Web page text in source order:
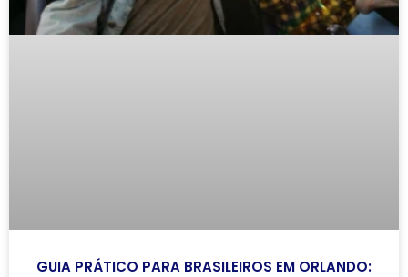
GUIA PRÁTICO PARA BRASILEIROS EM ORLANDO: